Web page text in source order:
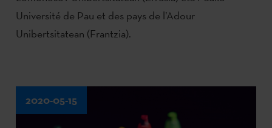
Université de Pau et des pays de l’Adour
Unibertsitatean (Frantzia).
2020-05-15